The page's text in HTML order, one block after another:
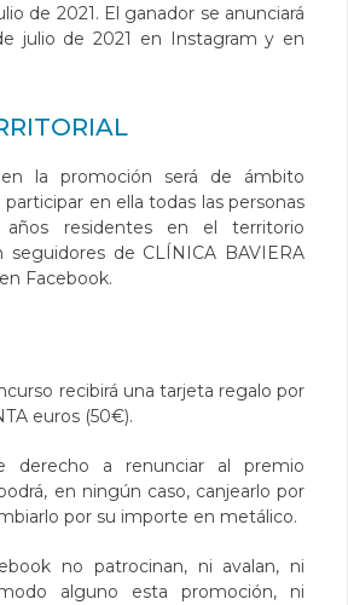
de 2021. El ganador se anunciará
julio de 2021 en Instagram y en
la promoción será de ámbito
participar en ella todas las personas
residentes en el territorio
seguidores de CLÍNICA BAVIERA
Facebook.
recibirá una tarjeta regalo por
euros (50€).
derecho a renunciar al premio
en ningún caso, canjearlo por
por su importe en metálico.
no patrocinan, ni avalan, ni
alguno esta promoción, ni